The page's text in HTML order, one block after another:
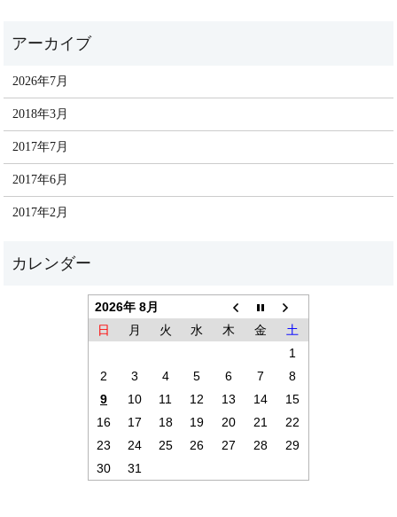
2026年7月
2018年3月
2017年7月
2017年6月
2017年2月
2026年 8月
日
月 火 水 木 金
土
1
2
3 4 5 6 7
8
9
10 11 12 13 14
15
16
17 18 19 20 21
22
23
24 25 26 27 28
29
30
31